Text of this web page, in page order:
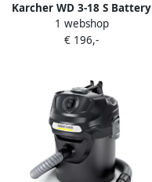
Karcher WD 3-18 S Battery
Set V-17 20 Accu Nat- en
droogstofzuiger 1.628-576.0
1 webshop
€ 196,-